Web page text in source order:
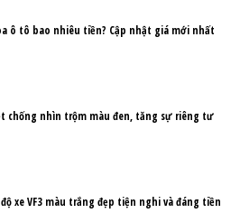
ô tô bao nhiêu tiền? Cập nhật giá mới nhất
chống nhìn trộm màu đen, tăng sự riêng tư
xe VF3 màu trắng đẹp tiện nghi và đáng tiền